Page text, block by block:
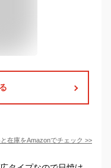
在庫をAmazonでチェック >>